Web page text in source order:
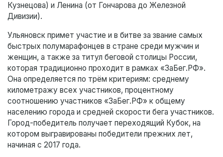
Кузнецова) и Ленина (от Гончарова до Железной
Дивизии).
Ульяновск примет участие и в битве за звание самых
быстрых полумарафонцев в стране среди мужчин и
женщин, а также за титул беговой столицы России,
которая традиционно проходит в рамках «ЗаБег.РФ».
Она определяется по трём критериям: среднему
километражу всех участников, процентному
соотношению участников «ЗаБег.РФ» к общему
населению города и средней скорости бега участников.
Город-победитель получает переходящий Кубок, на
котором выгравированы победители прежних лет,
начиная с 2017 года.